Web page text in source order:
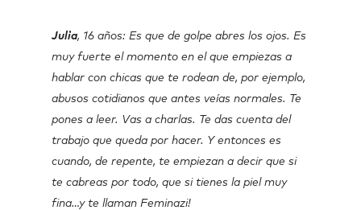
Julia, 16 años: Es que de golpe abres los ojos. Es
muy fuerte el momento en el que empiezas a
hablar con chicas que te rodean de, por ejemplo,
abusos cotidianos que antes veías normales. Te
pones a leer. Vas a charlas. Te das cuenta del
trabajo que queda por hacer. Y entonces es
cuando, de repente, te empiezan a decir que si
te cabreas por todo, que si tienes la piel muy
fina…y te llaman Feminazi!